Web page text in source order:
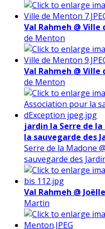
Val Rahmeh @ Ville
de Menton
Val Rahmeh @ Ville
de Menton
jardin la Serre de
la sauvegarde des
Serre de la Madone
sauvegarde des
Val Rahmeh @
Martin